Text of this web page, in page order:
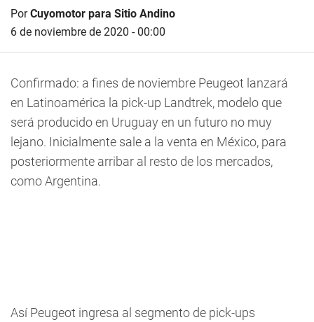
PorCuyomotor para Sitio Andino
6 de noviembre de 2020 - 00:00
Confirmado: a fines de noviembre Peugeot lanzará
en Latinoamérica la pick-up Landtrek, modelo que
será producido en Uruguay en un futuro no muy
lejano. Inicialmente sale a la venta en México, para
posteriormente arribar al resto de los mercados,
como Argentina.
Así Peugeot ingresa al segmento de pick-ups